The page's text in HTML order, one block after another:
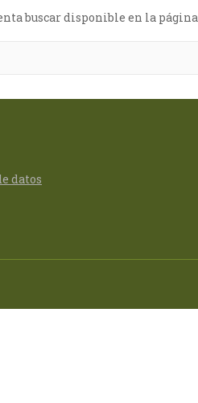
buscar disponible en la página.
datos